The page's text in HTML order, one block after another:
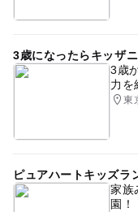
3歳になったらキッザ
3歳
力を
東
ピュアハートキッズ
家族
園！